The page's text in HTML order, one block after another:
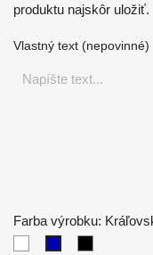
produktu najskôr uložiť.
Vlastný text (nepovinné)
Farba výrobku: